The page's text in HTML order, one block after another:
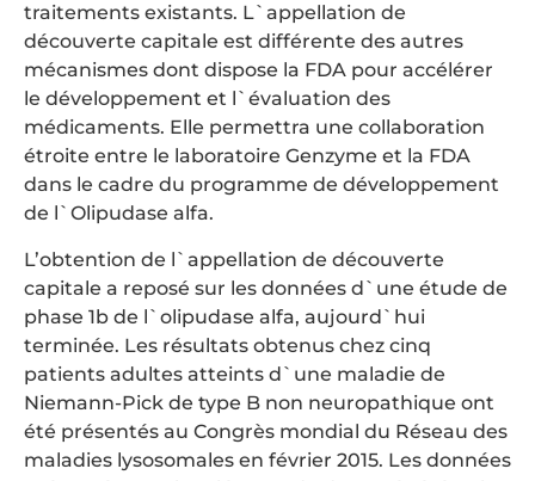
traitements existants. L`appellation de
découverte capitale est différente des autres
mécanismes dont dispose la FDA pour accélérer
le développement et l`évaluation des
médicaments. Elle permettra une collaboration
étroite entre le laboratoire Genzyme et la FDA
dans le cadre du programme de développement
de l`Olipudase alfa.
L’obtention de l`appellation de découverte
capitale a reposé sur les données d`une étude de
phase 1b de l`olipudase alfa, aujourd`hui
terminée. Les résultats obtenus chez cinq
patients adultes atteints d`une maladie de
Niemann-Pick de type B non neuropathique ont
été présentés au Congrès mondial du Réseau des
maladies lysosomales en février 2015. Les données